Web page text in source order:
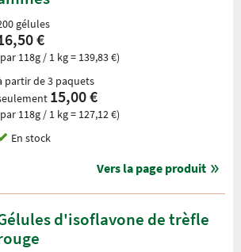
gélules
€
118g / 1 kg = 139,83 €)
partir de 3 paquets
15,00 €
118g / 1 kg = 127,12 €)
En stock
Vers la page produit
d'isoflavone de trèfle